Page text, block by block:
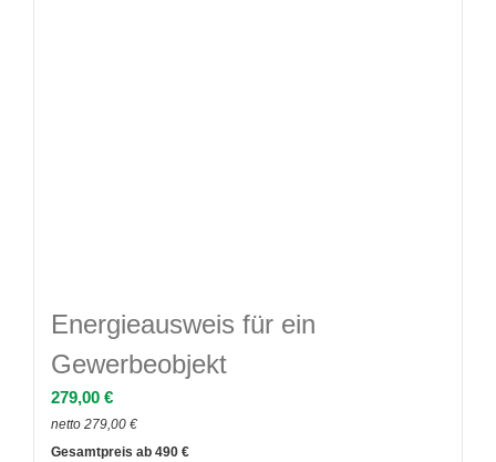
Energieausweis für ein
Gewerbeobjekt
279,00 €
netto 279,00 €
490